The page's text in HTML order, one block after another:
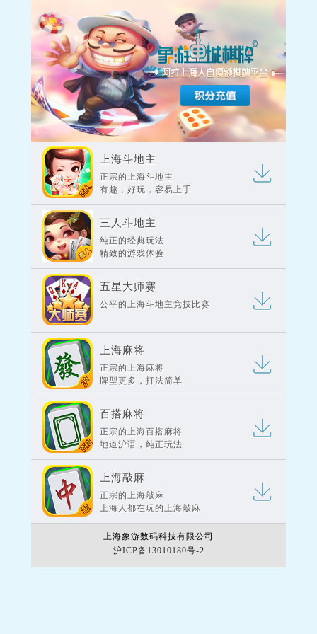
上海斗地主
正宗的上海斗地主
有趣，好玩，容易上手
三人斗地主
纯正的经典玩法
精致的游戏体验
五星大师赛
公平的上海斗地主竞技比赛
上海麻将
正宗的上海麻将
牌型更多，打法简单
百搭麻将
正宗的上海百搭麻将
地道沪语，纯正玩法
上海敲麻
正宗的上海敲麻
上海人都在玩的上海敲麻
上海象游数码科技有限公司
沪ICP备13010180号-2